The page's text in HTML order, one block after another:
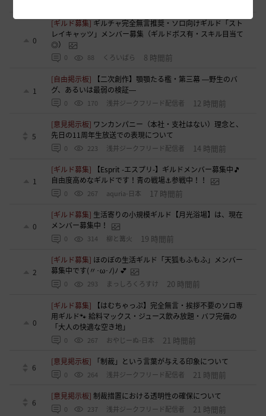
0
[ギルド募集] ギルチャ完全無言推奨・ソロ向けギルド「スト
レイキャッツ」メンバー募集（ギルドボス有・スキル目当て
◎）
0 88 くろいばら 8 時間前
1
[自由掲示板]
【二次創作】顎顎たる檻・第三幕 ―野生のバ
グ、あるいは最弱の検証―
0 170 浅井ジークフリード配信者 12 時間前
5
[意見掲示板] ワンカンパニー（本社・支社はない）理念と、
先日の11周年生放送での表現について
0 223 浅井ジークフリード配信者 14 時間前
1
[ギルド募集]
【Esprit -エスプリ-】ギルドメンバー募集中🎵
自由度高めなギルドです！青の戦場⚓参戦中！！
0 267 aquria-日本 17 時間前
0
[ギルド募集] 生活寄りの小規模ギルド【月光浴場】は、現在
メンバー募集中！
0 314 柳と篝火 19 時間前
2
[ギルド募集] ほのぼの生活ギルド「天狐もふもふ」メンバー
募集中です(〃･ω･ﾉ)ﾉ 💕
0 293 まっしろくろすけ 20 時間前
0
[ギルド募集]
【はむちゃっぷ】完全無言・挨拶不要のソロ専
用ギルド🐾 給料マックス・ジュース飲み放題・バフ完備の
「大人の快適な空き地」
0 267 おやじーぬ-日本 21 時間前
6
[意見掲示板] 「制裁」という言葉が与える印象について
0 264 浅井ジークフリード配信者 21 時間前
6
[意見掲示板]制裁措置における透明性の確保について
0 237 浅井ジークフリード配信者 21 時間前